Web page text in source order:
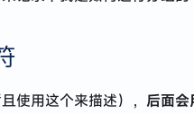
使用这个来描述）， 后面会